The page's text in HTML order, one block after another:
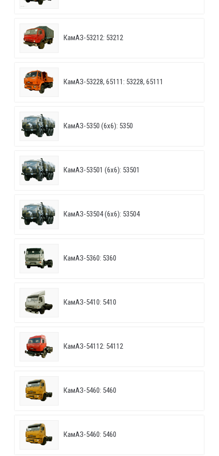
КамАЗ-53212: 53212
КамАЗ-53228, 65111: 53228, 65111
КамАЗ-5350 (6х6): 5350
КамАЗ-53501 (6х6): 53501
КамАЗ-53504 (6х6): 53504
КамАЗ-5360: 5360
КамАЗ-5410: 5410
КамАЗ-54112: 54112
КамАЗ-5460: 5460
КамАЗ-5460: 5460